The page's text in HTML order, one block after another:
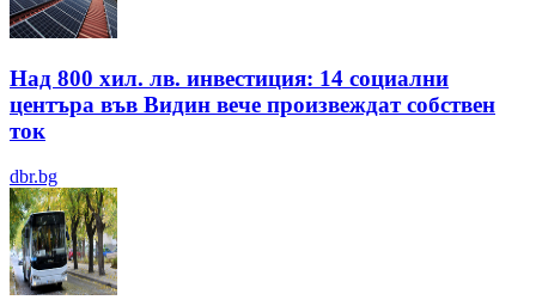
Над 800 хил. лв. инвестиция: 14 социални
центъра във Видин вече произвеждат собствен
ток
dbr.bg